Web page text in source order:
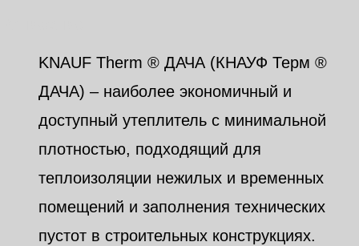
KNAUF Therm ® ДАЧА (КНАУФ Терм ®
ДАЧА) – наиболее экономичный и
доступный утеплитель с минимальной
плотностью, подходящий для
теплоизоляции нежилых и временных
помещений и заполнения технических
пустот в строительных конструкциях.